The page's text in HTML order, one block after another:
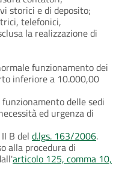
storici e di deposito;
telefonici,
la realizzazione di
funzionamento dei
inferiore a 10.000,00
delle sedi
ed urgenza di
B del d.lgs. 163/2006.
alla procedura di
articolo 125, comma 10,